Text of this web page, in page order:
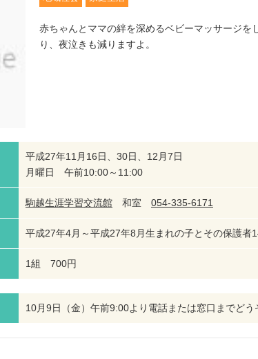
赤ちゃんとママの絆を深めるベビーマッサージ
り、夜泣きも減りますよ。
平成27年11月16日、30日、12月7日
月曜日 午前10:00～11:00
駒越生涯学習交流館 和室 054-335-6171
平成27年4月～平成27年8月生まれの子とその保護者
1組 700円
10月9日（金）午前9:00より電話または窓口までどう